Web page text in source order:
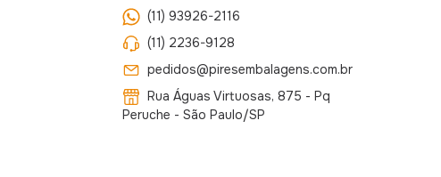
(11) 93926-2116
(11) 2236-9128
pedidos@piresembalagens.com.br
Rua Águas Virtuosas, 875 - Pq
Peruche - São Paulo/SP